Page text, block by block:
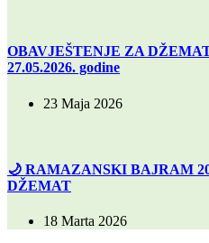
OBAVJEŠTENJE ZA
27.05.2026. godine
23 Maja 2026
🌙 RAMAZANSKI BAJRAM
DŽEMAT
18 Marta 2026